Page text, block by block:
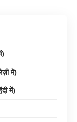
में)
में)